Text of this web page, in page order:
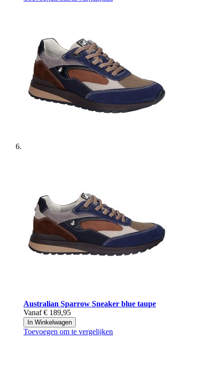
Australian Sparrow Sneaker blue taupe
Vanaf € 189,95
In Winkelwagen
Toevoegen om te vergelijken